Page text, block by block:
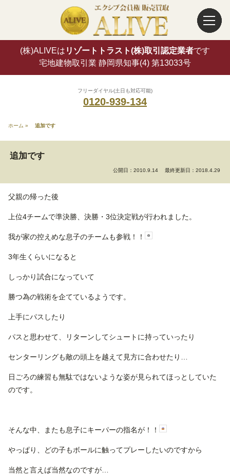
(株)ALIVEは リゾートトラスト(株)取引認定業者です
宅地建物取引業 静岡県知事(4) 第13033号
フリーダイヤル(土日も対応可能)
0120-939-134
ホーム » 追加です
追加です
公開日：2010.9.14 最終更新日：2018.4.29
父親の帰った後
上位4チームで準決勝、決勝・3位決定戦が行われました。
我が家の控えめな息子のチームも参戦！！
3年生くらいになると
しっかり試合になっていて
勝つ為の戦術を企てているようです。
上手にパスしたり
パスと思わせて、リターンしてシュートに持っていったり
センターリングも敵の頭上を越えて見方に合わせたり…
日ごろの練習も無駄ではないような姿が見られてほっとしていた
のです。
そんな中、またも息子にキーパーの指名が！！
やっぱり、どの子もボールに触ってプレーしたいのですから
当然と言えば当然なのですが…